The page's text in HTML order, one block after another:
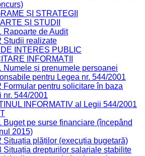
ȘI STRATEGII
ȘI STUDII
Rapoarte de Audit
Studii realizate
INTERES PUBLIC
INFORMAȚII
Numele și prenumele persoanei
pentru Legea nr. 544/2001
Formular pentru solicitare în baza
nr. 544/2001
INFORMATIV al Legii 544/2001
Buget pe surse financiare (începând
2015)
Situația plăților (execuția bugetară)
Situația drepturilor salariale stabilite